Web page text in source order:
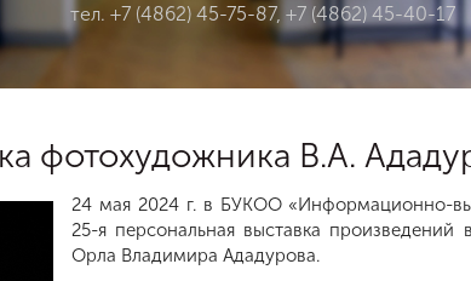
тел. +7 (4862) 45-75-87, +7 (4862) 45-40-17
фотохудожника В.А.
24 мая 2024 г. в БУКОО «Информационно-
25-я персональная выставка
Орла Владимира Ададурова.